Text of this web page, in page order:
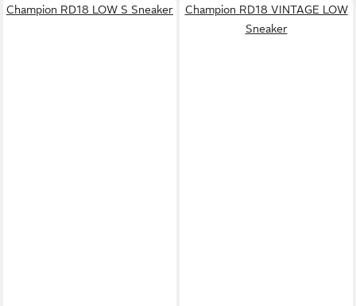
Champion RD18 LOW S Sneaker
Champion RD18 VINTAGE LOW
Sneaker